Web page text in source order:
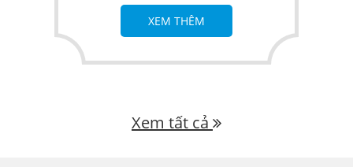
XEM THÊM
Xem tất cả